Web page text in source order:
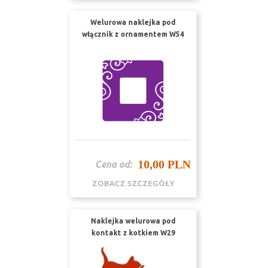
Welurowa naklejka pod
włącznik z ornamentem W54
Cena od: 10,00 PLN
ZOBACZ SZCZEGÓŁY
Naklejka welurowa pod
kontakt z kotkiem W29